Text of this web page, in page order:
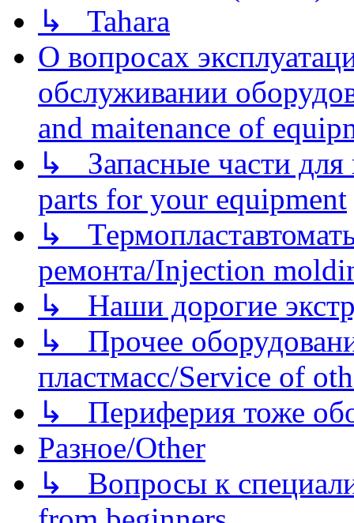
↳ Tahara
О вопросах
обслуживании
and maitenance of
↳ Запасные части для
parts for your equipment
↳
ремонта/Injection
↳ Наши дорогие
↳ Прочее
пластмасс/Service of
↳ Периферия тоже
Разное/Other
↳ Вопросы к